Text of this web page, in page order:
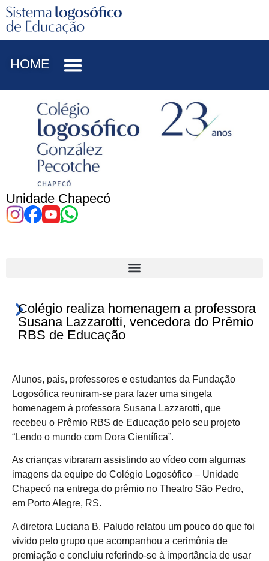
HOME
Unidade Chapecó
Colégio realiza homenagem a professora
Susana Lazzarotti, vencedora do Prêmio
RBS de Educação
Alunos, pais, professores e estudantes da Fundação
Logosófica reuniram-se para fazer uma singela
homenagem à professora Susana Lazzarotti, que
recebeu o Prêmio RBS de Educação pelo seu projeto
“Lendo o mundo com Dora Científica”.
As crianças vibraram assistindo ao vídeo com algumas
imagens da equipe do Colégio Logosófico – Unidade
Chapecó na entrega do prêmio no Theatro São Pedro,
em Porto Alegre, RS.
A diretora Luciana B. Paludo relatou um pouco do que foi
vivido pelo grupo que acompanhou a cerimônia de
premiação e concluiu referindo-se à importância de usar